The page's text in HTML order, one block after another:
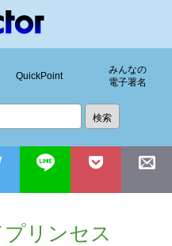
QuickPoint
みんなの
電子署名
リンセス